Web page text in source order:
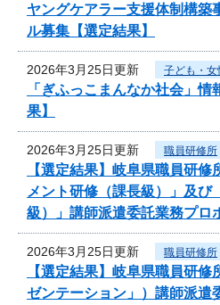
ヤングケアラー支援体制構築
ル募集【選定結果】
2026年3月25日更新 子ども・女
「ぎふっこまんなか社会」
果】
2026年3月25日更新 職員研修所
【選定結果】岐阜県職員研
メント研修（課長級）」及び
級）」講師派遣委託業務プロ
2026年3月25日更新 職員研修所
【選定結果】岐阜県職員研
ゼンテーション」）講師派遣